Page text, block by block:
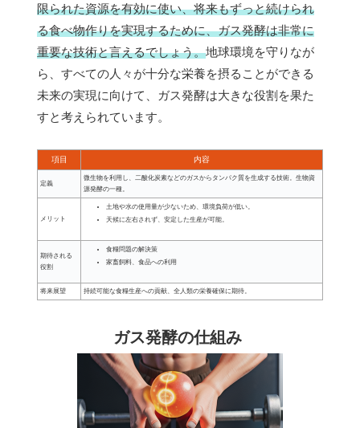
限られた資源を有効に使い、将来もずっと続けられ
る食べ物作りを実現するために、ガス発酵は非常に
重要な技術と言えるでしょう。地球環境を守りなが
ら、すべての人々が十分な栄養を摂ることができる
未来の実現に向けて、ガス発酵は大きな役割を果た
すと考えられています。
項目 内容
定義
微生物を利用し、二酸化炭素などのガスからタンパク質を生成する技術。生物資
源発酵の一種。
メリット
土地や水の使用量が少ないため、環境負荷が低い。
天候に左右されず、安定した生産が可能。
期待される
役割
食糧問題の解決策
家畜飼料、食品への利用
将来展望 持続可能な食糧生産への貢献、全人類の栄養確保に期待。
ガス発酵の仕組み